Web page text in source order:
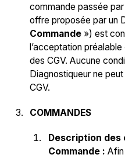
commande passée
offre proposée par un
Commande ») est
l’acceptation
des CGV. Aucune
Diagnostiqueur ne
CGV.
COMMANDES
Description des
Commande :